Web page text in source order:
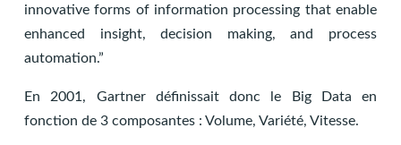
innovative forms of information processing that enable
enhanced insight, decision making, and process
automation.”
En 2001, Gartner définissait donc le Big Data en
fonction de 3 composantes : Volume, Variété, Vitesse.